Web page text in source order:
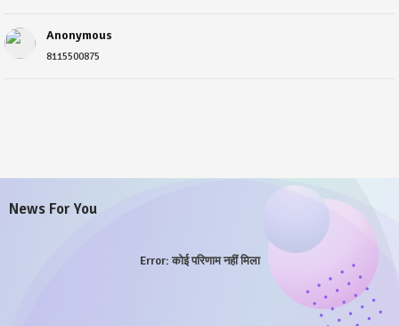
Anonymous
8115500875
News For You
Error: कोई परिणाम नहीं मिला